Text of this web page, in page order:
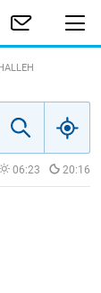
06:23 20:16